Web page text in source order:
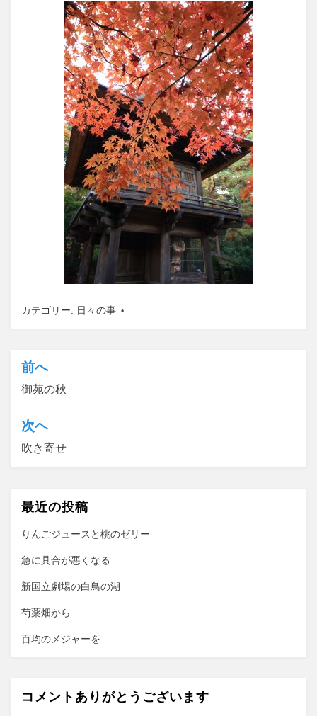
カテゴリー: 日々の事
投
稿
ナ
ビ
シ
ョ
ン
前へ
御苑の秋
次ヘ
吹き寄せ
最近の投稿
りんごジュースと桃のゼリー
急に具合が悪くなる
新国立劇場の白鳥の湖
芍薬畑から
百均のメジャーを
コメントありがとうございます